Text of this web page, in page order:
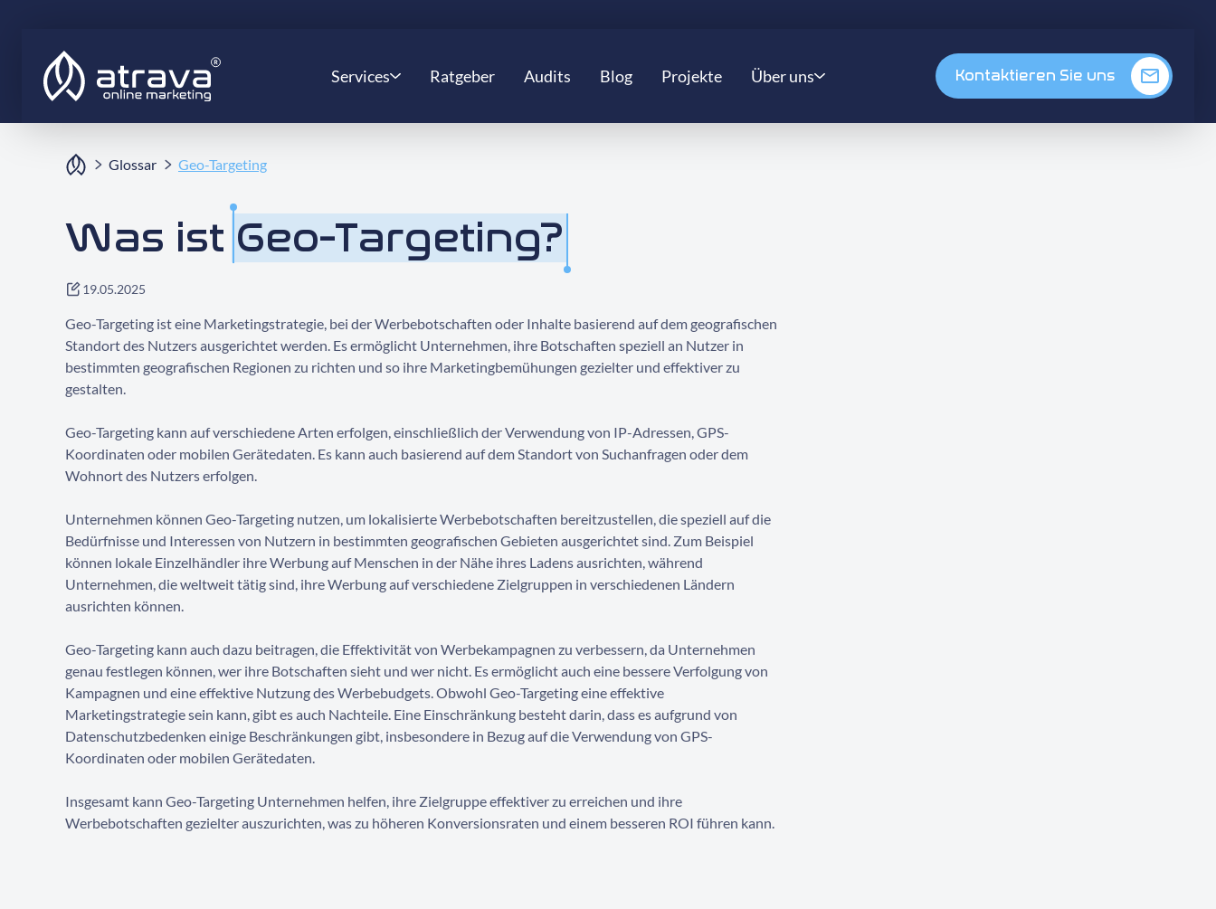
Services Ratgeber Audits Blog Projekte Über uns Kontaktieren Sie uns
Glossar Geo-Targeting
Was ist Geo-Targeting?
19.05.2025
Geo-Targeting ist eine Marketingstrategie, bei der Werbebotschaften oder Inhalte basierend auf dem geografischen
Standort des Nutzers ausgerichtet werden. Es ermöglicht Unternehmen, ihre Botschaften speziell an Nutzer in
bestimmten geografischen Regionen zu richten und so ihre Marketingbemühungen gezielter und effektiver zu
gestalten.
Geo-Targeting kann auf verschiedene Arten erfolgen, einschließlich der Verwendung von IP-Adressen, GPS-
Koordinaten oder mobilen Gerätedaten. Es kann auch basierend auf dem Standort von Suchanfragen oder dem
Wohnort des Nutzers erfolgen.
Unternehmen können Geo-Targeting nutzen, um lokalisierte Werbebotschaften bereitzustellen, die speziell auf die
Bedürfnisse und Interessen von Nutzern in bestimmten geografischen Gebieten ausgerichtet sind. Zum Beispiel
können lokale Einzelhändler ihre Werbung auf Menschen in der Nähe ihres Ladens ausrichten, während
Unternehmen, die weltweit tätig sind, ihre Werbung auf verschiedene Zielgruppen in verschiedenen Ländern
ausrichten können.
Geo-Targeting kann auch dazu beitragen, die Effektivität von Werbekampagnen zu verbessern, da Unternehmen
genau festlegen können, wer ihre Botschaften sieht und wer nicht. Es ermöglicht auch eine bessere Verfolgung von
Kampagnen und eine effektive Nutzung des Werbebudgets. Obwohl Geo-Targeting eine effektive
Marketingstrategie sein kann, gibt es auch Nachteile. Eine Einschränkung besteht darin, dass es aufgrund von
Datenschutzbedenken einige Beschränkungen gibt, insbesondere in Bezug auf die Verwendung von GPS-
Koordinaten oder mobilen Gerätedaten.
Insgesamt kann Geo-Targeting Unternehmen helfen, ihre Zielgruppe effektiver zu erreichen und ihre
Werbebotschaften gezielter auszurichten, was zu höheren Konversionsraten und einem besseren ROI führen kann.